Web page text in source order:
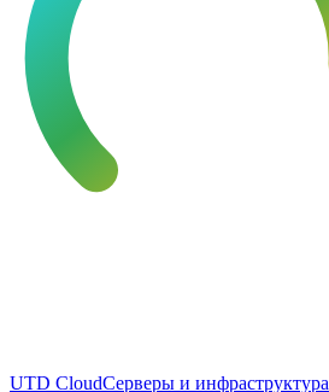
UTD CloudСерверы и инфраструктура